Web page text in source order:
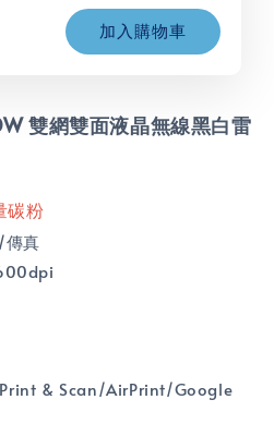
加入購物車
雙網雙面液晶無線黑白雷
碳粉
真
& Scan/AirPrint/Google